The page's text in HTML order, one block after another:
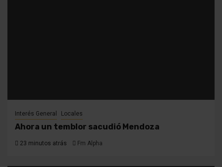
Interés General Locales
Ahora un temblor sacudió Mendoza
23 minutos atrás Fm Alpha